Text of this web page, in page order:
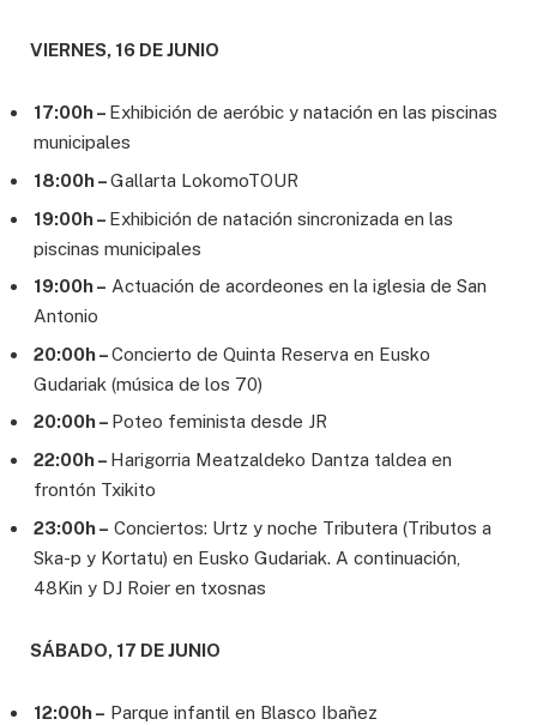
VIERNES, 16 DE JUNIO
17:00h – Exhibición de aeróbic y natación en las piscinas
municipales
18:00h –Gallarta LokomoTOUR
19:00h – Exhibición de natación sincronizada en las
piscinas municipales
19:00h – Actuación de acordeones en la iglesia de San
Antonio
20:00h –Concierto de Quinta Reserva en Eusko
Gudariak (música de los 70)
20:00h – Poteo feminista desde JR
22:00h – Harigorria Meatzaldeko Dantza taldea en
frontón Txikito
23:00h – Conciertos: Urtz y noche Tributera (Tributos a
Ska-p y Kortatu) en Eusko Gudariak. A continuación,
48Kin y DJ Roier en txosnas
SÁBADO, 17 DE JUNIO
12:00h – Parque infantil en Blasco Ibañez